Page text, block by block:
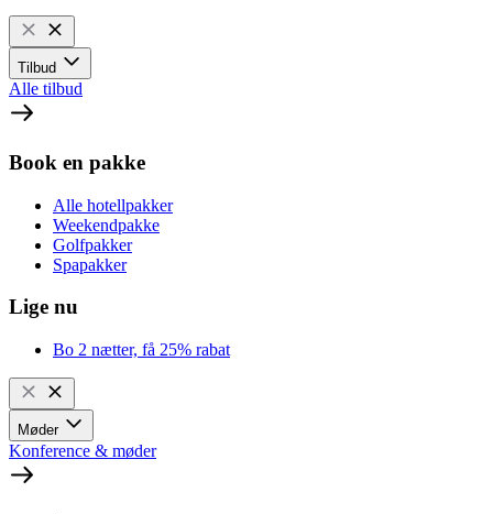
Tilbud
Alle tilbud
Book en pakke
Alle hotellpakker
Weekendpakke
Golfpakker
Spapakker
Lige nu
Bo 2 nætter, få 25% rabat
Møder
Konference & møder